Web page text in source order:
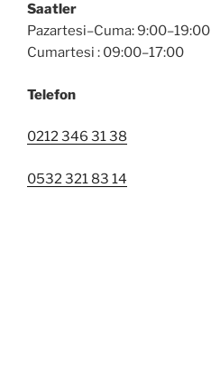
Saatler
Pazartesi–Cuma: 9:00–19:00
Cumartesi : 09:00–17:00
Telefon
0212 346 31 38
0532 321 83 14